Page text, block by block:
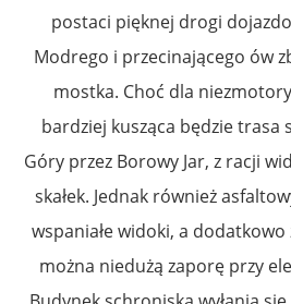
postaci pięknej drogi
Modrego i przecinającego ów
mostka. Choć dla
bardziej kusząca będzie trasa
Góry przez Borowy Jar, z racji
skałek. Jednak również
wspaniałe widoki, a
można niedużą zaporę przy